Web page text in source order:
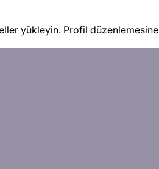
yükleyin. Profil düzenlemesine